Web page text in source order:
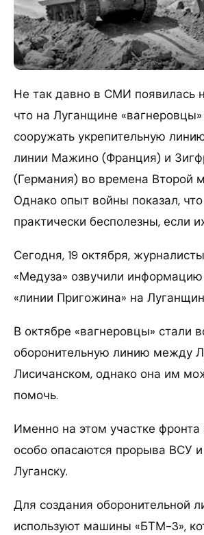
Не так давно в СМИ появилась
что на Луганщине «вагнеровцы»
сооружать укрепительную
линии Мажино (Франция) и
(Германия) во времена Второй
Однако опыт войны показал,
практически бесполезны, если
Сегодня, 19 октября,
«Медуза» озвучили информацию
«линии Пригожина» на
В октябре «вагнеровцы» стали
оборонительную линию между
Лисичанском, однако она им
помочь.
Именно на этом участке фронта
особо опасаются прорыва ВСУ
Луганску.
Для создания оборонительной
используют машины «БТМ-3»,